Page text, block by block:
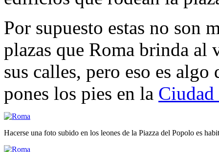
Por supuesto estas no son
plazas que Roma brinda al
sus calles, pero eso es
pones los pies en la Ciudad
Hacerse una foto subido en los leones de la Piazza del Popolo es